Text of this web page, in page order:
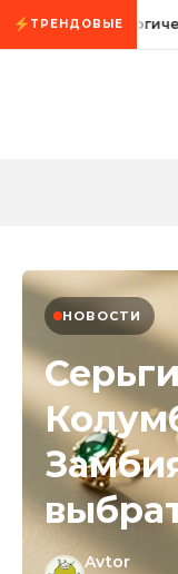
Промотать к
ТРЕНДОВЫЕ
НОВОСТИ
Avtor